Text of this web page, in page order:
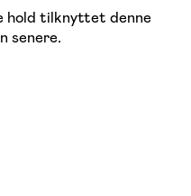
hold tilknyttet denne
senere.